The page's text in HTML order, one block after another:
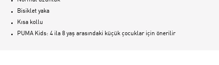
Bisiklet yaka
Kısa kollu
PUMA Kids: 4 ila 8 yaş arasındaki küçük çocuklar için önerilir